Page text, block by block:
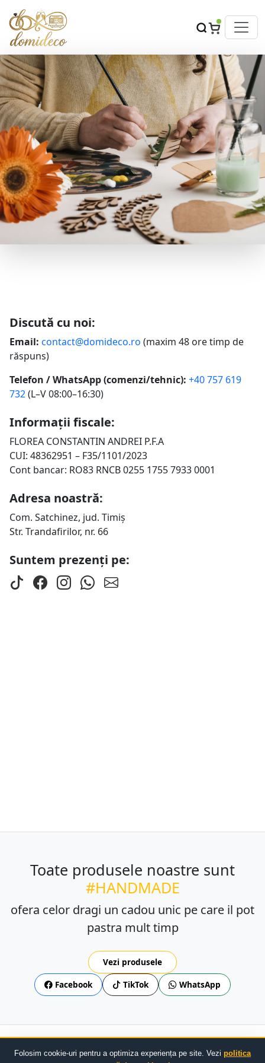
Discută cu noi:
Email: contact@domideco.ro (maxim 48 ore timp de
răspuns)
Telefon / WhatsApp (comenzi/tehnic): +40 757 619
732(L–V 08:00–16:30)
Informații fiscale:
FLOREA CONSTANTIN ANDREI P.F.A
CUI: 48362951 – F35/1101/2023
Cont bancar: RO83 RNCB 0255 1755 7933 0001
Adresa noastră:
Com. Satchinez, jud. Timiș
Str. Trandafirilor, nr. 66
Suntem prezenți pe:
Toate produsele noastre sunt
#HANDMADE
ofera celor dragi un cadou unic pe care il pot
pastra mult timp
Vezi produsele
Facebook
TikTok WhatsApp
ConfidențialitateLivrare/ReturTOSANPCSOL
© 2023 - 2026Domideco.ro— Creat manual cu drag
Folosim cookie-uri pentru a optimiza experiența pe site. Vezi politica